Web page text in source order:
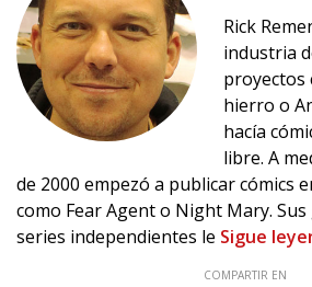
COMPARTIR EN
Rick
industria
proyectos
hierro o
hacía
libre. A
de 2000 empezó a publicar cómics
como Fear Agent o Night Mary.
series independientes le Sigue